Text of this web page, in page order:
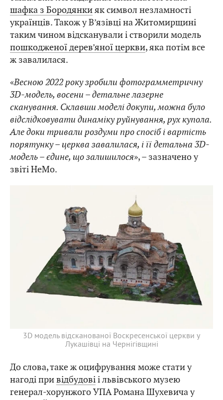
шафка з Бородянкияк символ незламності
українців. Також у В’язівці на Житомирщині
таким чином відсканували і створили модель
пошкодженої дерев’яної церкви, яка потім все
ж завалилася.
«Весною 2022 року зробили фотограмметричну
3D-модель, восени – детальне лазерне
сканування. Склавши моделі докупи, можна було
відслідковувати динаміку руйнування, рух купола.
Але доки тривали роздуми про спосіб і вартість
порятунку – церква завалилася, і її детальна 3D-
модель – єдине, що залишилося», – зазначено у
звіті HeMo.
3D модель відсканованої Воскресенської церкви у
Лукашівці на Чернігівщині
До слова, таке ж оцифрування може стати у
нагоді привідбудовіі львівського музею
генерал-хорунжого УПА Романа Шухевича у